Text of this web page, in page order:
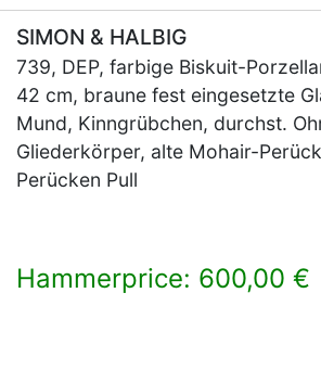
SIMON & HALBIG
739, DEP, farbige Biskuit-
42 cm, braune fest eingesetzte
Mund, Kinngrübchen, durchst.
Gliederkörper, alte Mohair-
Perücken Pull
Hammerprice: 600,00 €